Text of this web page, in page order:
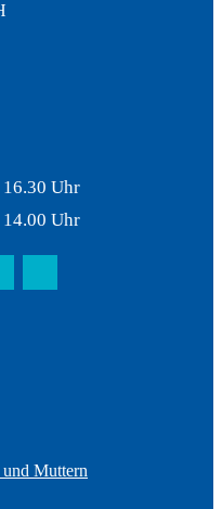
Uhr
Uhr
und Muttern